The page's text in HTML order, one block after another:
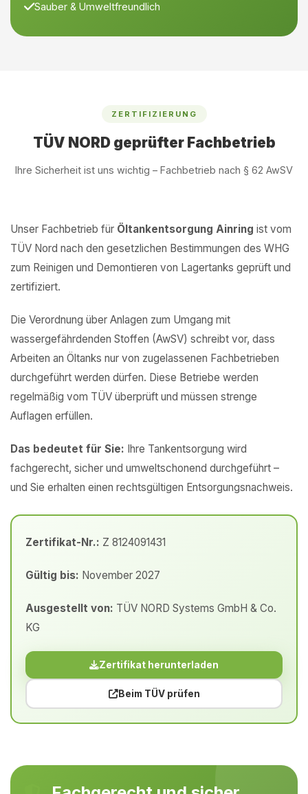
Sauber & Umweltfreundlich
ZERTIFIZIERUNG
TÜV NORD geprüfter Fachbetrieb
Ihre Sicherheit ist uns wichtig – Fachbetrieb nach § 62 AwSV
Unser Fachbetrieb für Öltankentsorgung Ainring ist vom
TÜV Nord nach den gesetzlichen Bestimmungen des WHG
zum Reinigen und Demontieren von Lagertanks geprüft und
zertifiziert.
Die Verordnung über Anlagen zum Umgang mit
wassergefährdenden Stoffen (AwSV) schreibt vor, dass
Arbeiten an Öltanks nur von zugelassenen Fachbetrieben
durchgeführt werden dürfen. Diese Betriebe werden
regelmäßig vom TÜV überprüft und müssen strenge
Auflagen erfüllen.
Das bedeutet für Sie: Ihre Tankentsorgung wird
fachgerecht, sicher und umweltschonend durchgeführt –
und Sie erhalten einen rechtsgültigen Entsorgungsnachweis.
Zertifikat-Nr.: Z 8124091431
Gültig bis: November 2027
Ausgestellt von: TÜV NORD Systems GmbH & Co.
KG
Zertifikat herunterladen
Beim TÜV prüfen